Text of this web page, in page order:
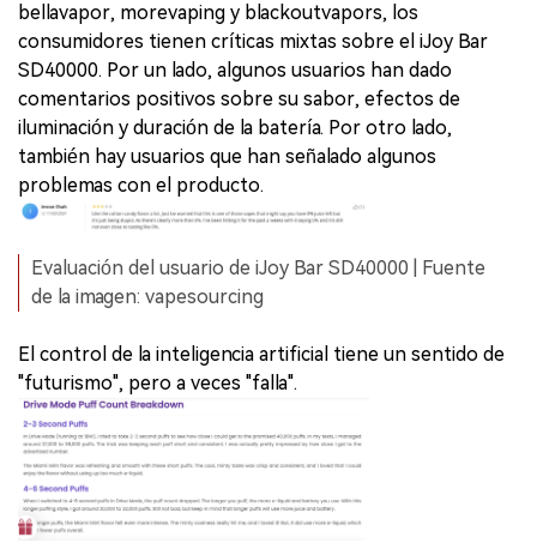
bellavapor, morevaping y blackoutvapors, los
consumidores tienen críticas mixtas sobre el iJoy Bar
SD40000. Por un lado, algunos usuarios han dado
comentarios positivos sobre su sabor, efectos de
iluminación y duración de la batería. Por otro lado,
también hay usuarios que han señalado algunos
problemas con el producto.
Evaluación del usuario de iJoy Bar SD40000 | Fuente
de la imagen: vapesourcing
El control de la inteligencia artificial tiene un sentido de
"futurismo", pero a veces "falla".